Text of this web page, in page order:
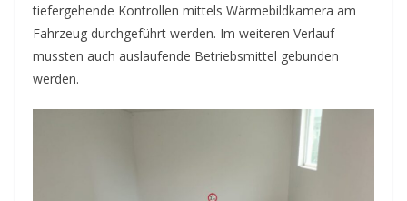
tiefergehende Kontrollen mittels Wärmebildkamera am
Fahrzeug durchgeführt werden. Im weiteren Verlauf
mussten auch auslaufende Betriebsmittel gebunden
werden.